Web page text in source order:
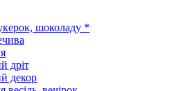
шоколаду *
дріт
декор